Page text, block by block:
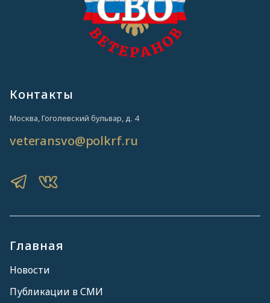
Главная
Новости
Публикации в СМИ
Контакты
Москва, Гоголевский бульвар, д. 4
veteransvo@polkrf.ru